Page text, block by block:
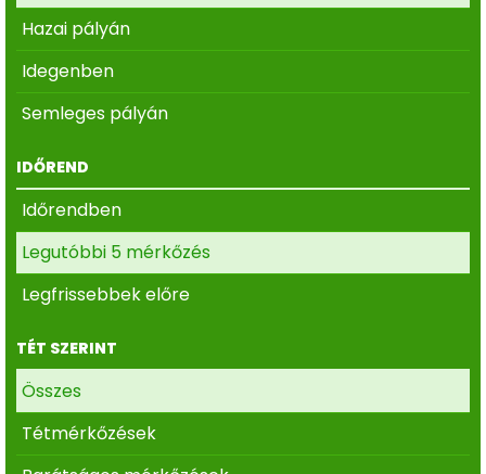
Hazai pályán
Idegenben
Semleges pályán
IDŐREND
Időrendben
Legutóbbi 5 mérkőzés
Legfrissebbek előre
TÉT SZERINT
Összes
Tétmérkőzések